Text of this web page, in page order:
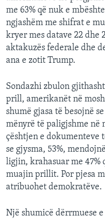
me 63% që nuk e
ngjashëm me shifrat e
kryer mes datave 22 dhe
aktakuzës federale dhe
ana e zotit Trump.
Sondazhi zbulon
prill, amerikanët në
shumë gjasa të besojnë
mënyrë të paligjshme në
çështjen e dokumenteve
se gjysma, 53%,
ligjin, krahasuar me 47%
muajin prillit. Por pjesa
atribuohet demokratëve.
Një shumicë dërrmuese